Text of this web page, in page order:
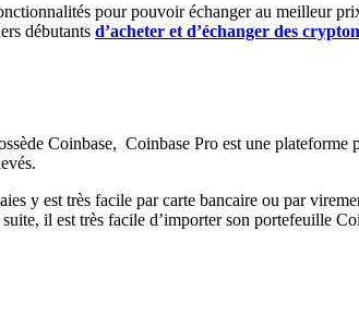
pour pouvoir échanger au meilleur
débutants d’acheter et d’échanger des
Coinbase, Coinbase Pro est une
y est très facile par carte bancaire ou par
il est très facile d’importer son portefeuille